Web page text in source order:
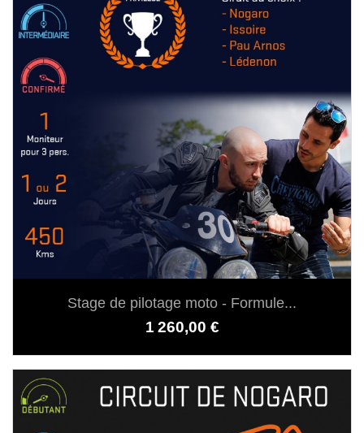
Stage de pilotage moto - Formule...
Prix
1 260,00 €